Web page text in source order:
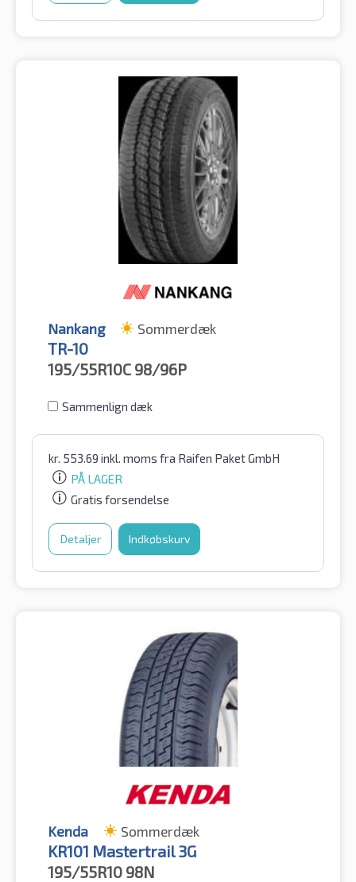
Nankang Sommerdæk
TR-10
195/55R10C 98/96P
Sammenlign dæk
kr. 553.69 inkl. moms fra Raifen Paket GmbH
PÅ LAGER
Gratis forsendelse
Detaljer Indkøbskurv
Kenda Sommerdæk
KR101 Mastertrail 3G
195/55R10 98N